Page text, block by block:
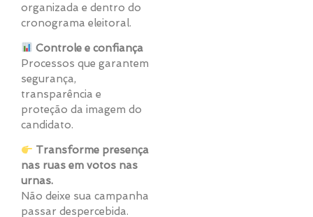
organizada e dentro do
cronograma eleitoral.
Controle e confiança
Processos que garantem
segurança,
transparência e
proteção da imagem do
candidato.
Transforme presença
nas ruas em votos nas
urnas.
Não deixe sua campanha
passar despercebida.